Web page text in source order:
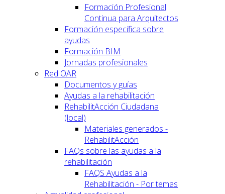
Formación Profesional
Continua para Arquitectos
Formación específica sobre
ayudas
Formación BIM
Jornadas profesionales
Red OAR
Documentos y guías
Ayudas a la rehabilitación
RehabilitAcción Ciudadana
(local)
Materiales generados -
RehabilitAcción
FAQs sobre las ayudas a la
rehabilitación
FAQS Ayudas a la
Rehabilitación - Por temas